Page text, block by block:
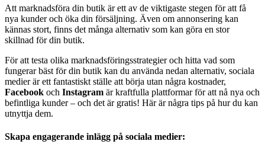
Att marknadsföra din butik är ett av de viktigaste stegen för att få
nya kunder och öka din försäljning. Även om annonsering kan
kännas stort, finns det många alternativ som kan göra en stor
skillnad för din butik.
För att testa olika marknadsföringsstrategier och hitta vad som
fungerar bäst för din butik kan du använda nedan alternativ, sociala
medier är ett fantastiskt ställe att börja utan några kostnader,
Facebook och Instagram är kraftfulla plattformar för att nå nya och
befintliga kunder – och det är gratis! Här är några tips på hur du kan
utnyttja dem.
Skapa engagerande inlägg på sociala medier: